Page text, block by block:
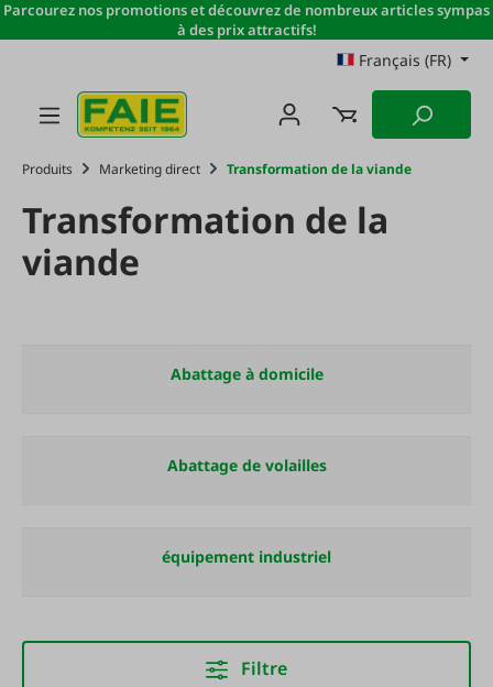
Passer au contenu principal
Parcourez nos promotions et découvrez de nombreux articles sympas
à des prix attractifs!
Français (FR)
Produits Marketing direct Transformation de la viande
Transformation de la
viande
Abattage à domicile
Abattage de volailles
équipement industriel
Filtre